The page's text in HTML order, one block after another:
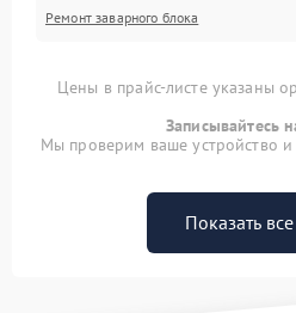
Ремонт заварного блока
Цены в прайс-листе указаны
Записывайтесь
Мы проверим ваше устройство
Показать все